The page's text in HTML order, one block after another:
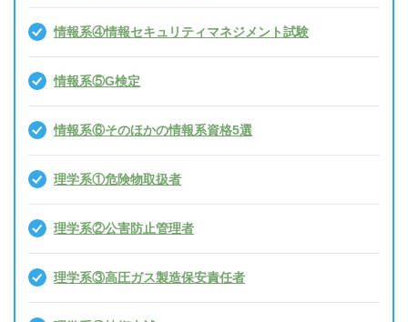
情報系④情報セキュリティマネジメント試験
情報系⑤G検定
情報系⑥そのほかの情報系資格5選
理学系①危険物取扱者
理学系②公害防止管理者
理学系③高圧ガス製造保安責任者